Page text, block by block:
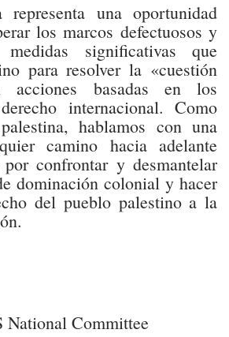
representa una oportunidad
los marcos defectuosos y
significativas que
para resolver la «cuestión
acciones basadas en los
internacional. Como
hablamos con una
camino hacia adelante
confrontar y desmantelar
dominación colonial y hacer
del pueblo palestino a la
National Committee